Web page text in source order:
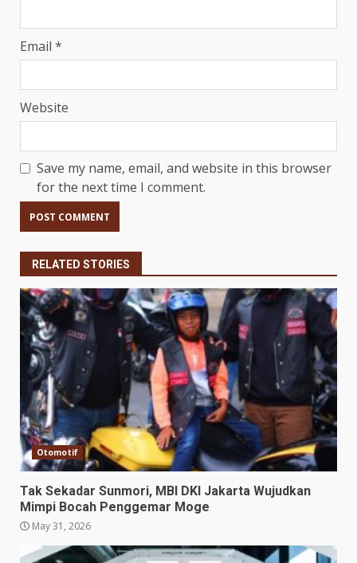
Email *
Website
Save my name, email, and website in this browser
for the next time I comment.
RELATED STORIES
Otomotif
Tak Sekadar Sunmori, MBI DKI Jakarta Wujudkan
Mimpi Bocah Penggemar Moge
May 31, 2026